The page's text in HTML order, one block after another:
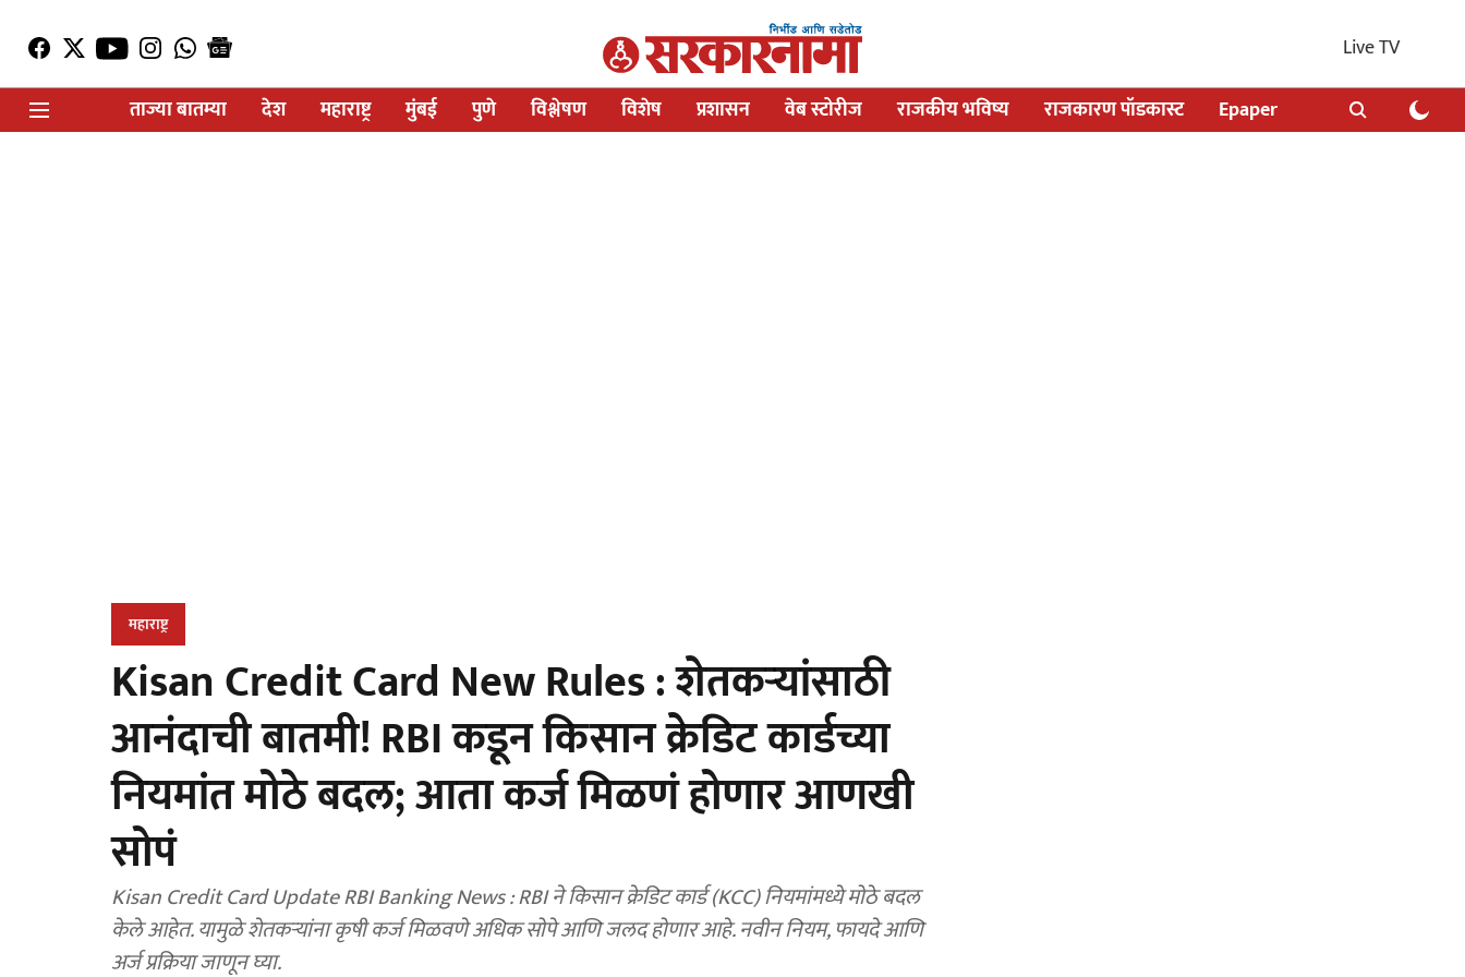
Live TV
ताज्या बातम्या
देश महाराष्ट्र मुंबई पुणे विश्लेषण विशेष प्रशासन वेब स्टोरीज राजकीय भविष्य राजकारण पॉडकास्ट Epaper
महाराष्ट्र
Kisan Credit Card New Rules : शेतकऱ्यांसाठी
आनंदाची बातमी! RBI कडून किसान क्रेडिट कार्डच्या
नियमांत मोठे बदल; आता कर्ज मिळणं होणार आणखी
सोपं
Kisan Credit Card Update RBI Banking News : RBI ने किसान क्रेडिट कार्ड (KCC) नियमांमध्ये मोठे बदल
केले आहेत. यामुळे शेतकऱ्यांना कृषी कर्ज मिळवणे अधिक सोपे आणि जलद होणार आहे. नवीन नियम, फायदे आणि
अर्ज प्रक्रिया जाणून घ्या.